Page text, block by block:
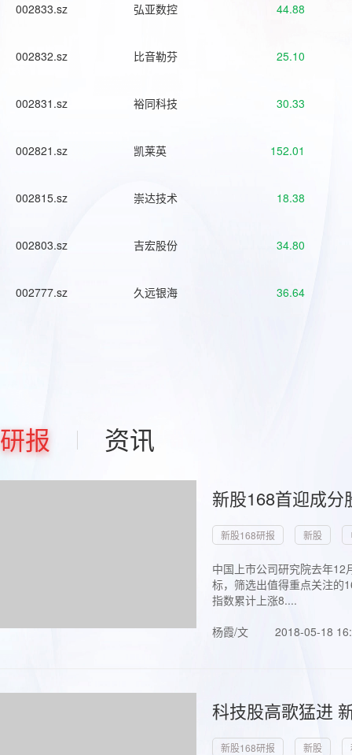
002833.sz 弘亚数控 44.88
002832.sz 比音勒芬 25.10
002831.sz 裕同科技 30.33
002821.sz 凯莱英 152.01
002815.sz 崇达技术 18.38
002803.sz 吉宏股份 34.80
002777.sz 久远银海 36.64
研报 资讯
新股168首迎成
新股168研报 新股
中国上市公司研究院去年
标，筛选出值得重点关注的
指数累计上涨8....
杨霞/文
2018-05-18
科技股高歌猛进
新股168研报 新股